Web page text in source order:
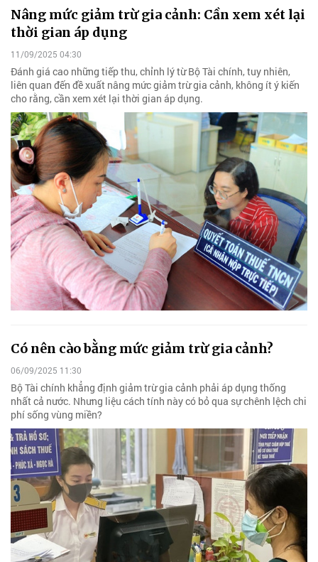
Nâng mức giảm trừ gia cảnh: Cần xem xét lại
thời gian áp dụng
11/09/2025 04:30
Đánh giá cao những tiếp thu, chỉnh lý từ Bộ Tài chính, tuy nhiên,
liên quan đến đề xuất nâng mức giảm trừ gia cảnh, không ít ý kiến
cho rằng, cần xem xét lại thời gian áp dụng.
Có nên cào bằng mức giảm trừ gia cảnh?
06/09/2025 11:30
Bộ Tài chính khẳng định giảm trừ gia cảnh phải áp dụng thống
nhất cả nước. Nhưng liệu cách tính này có bỏ qua sự chênh lệch chi
phí sống vùng miền?